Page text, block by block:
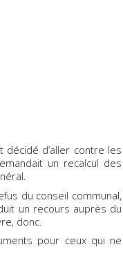
d’aller contre les
un recalcul des
du conseil communal,
un recours auprès du
donc.
pour ceux qui ne